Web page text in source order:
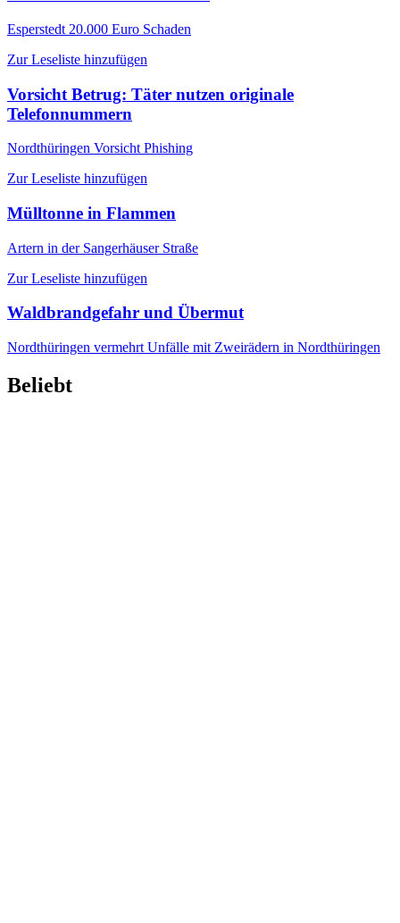
Esperstedt 20.000 Euro Schaden
Zur Leseliste hinzufügen
Vorsicht Betrug: Täter nutzen originale
Telefonnummern
Nordthüringen Vorsicht Phishing
Zur Leseliste hinzufügen
Mülltonne in Flammen
Artern in der Sangerhäuser Straße
Zur Leseliste hinzufügen
Waldbrandgefahr und Übermut
Nordthüringen vermehrt Unfälle mit Zweirädern in Nordthüringen
Beliebt